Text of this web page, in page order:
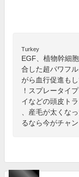
Turkey
EGF、植物幹細
合した超パワフ
がら血行促進も
！スプレータイ
イなどの頭皮ト
、産毛が太くな
るなら今がチャン